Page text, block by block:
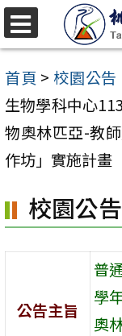
跳
至
主
要
內
容
首頁 > 校園公告
生物學科中心
物奧林匹亞-教
作坊」實施計畫
校園公告
公告主旨
普
學
奧
選
單